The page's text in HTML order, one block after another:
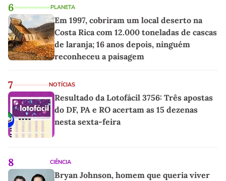
6 PLANETA
Em 1997, cobriram um local deserto na
Costa Rica com 12.000 toneladas de cascas
de laranja; 16 anos depois, ninguém
reconheceu a paisagem
7 NOTÍCIAS
Resultado da Lotofácil 3756: Três apostas
do DF, PA e RO acertam as 15 dezenas
nesta sexta-feira
8 CIÊNCIA
Bryan Johnson, homem que queria viver